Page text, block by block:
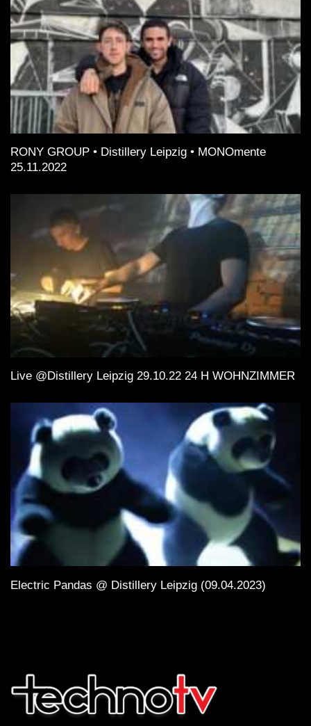
RONY GROUP • Distillery Leipzig • MONOmente
25.11.2022
Live @Distillery Leipzig 29.10.22 24 H WOHNZIMMER
Electric Pandas @ Distillery Leipzig (09.04.2023)